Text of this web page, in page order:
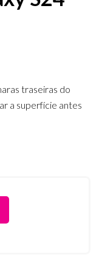
traseiras do
a superfície antes